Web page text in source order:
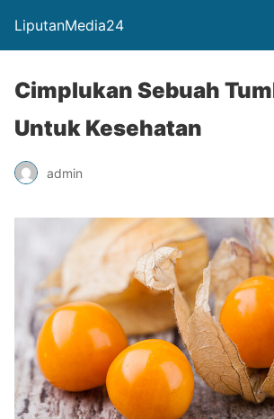
LiputanMedia24
Cimplukan Sebuah
Untuk Kesehatan
admin